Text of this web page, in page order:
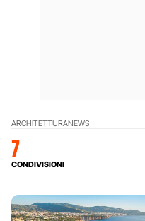
ARCHITETTURANEWS
7
CONDIVISIONI